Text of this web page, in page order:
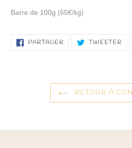
Barre de 100g (65€/kg)
PARTAGERPARTAGER
SUR
TWEETER
RETOUR À